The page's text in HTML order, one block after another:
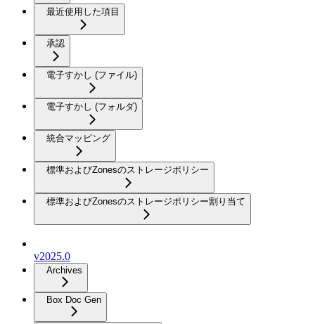
最近使用した項目
承認
電子すかし (ファイル)
電子すかし (フォルダ)
統合マッピング
標準およびZonesのストレージポリシー
標準およびZonesのストレージポリシー割り当て
v2025.0
Archives
Box Doc Gen